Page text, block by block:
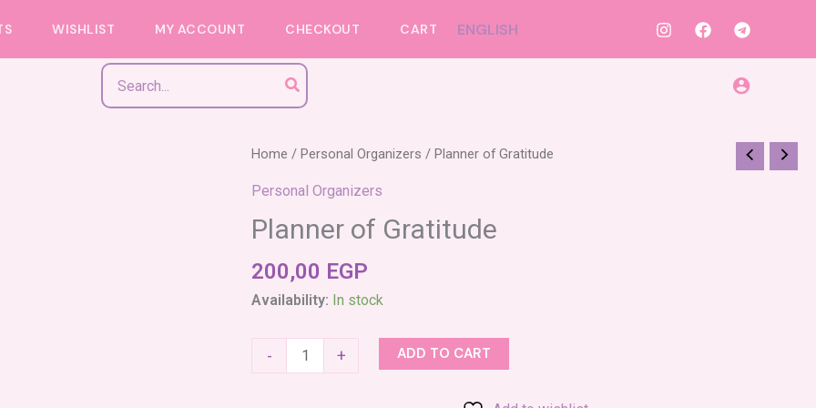
WISHLIST MY ACCOUNT CHECKOUT CART ENGLISH
Search
for:
Home /Personal Organizers / Planner of Gratitude
Personal Organizers
Planner of Gratitude
200,00 EGP
Availability: In stock
-
Planner
quantity
+ ADD TO CART